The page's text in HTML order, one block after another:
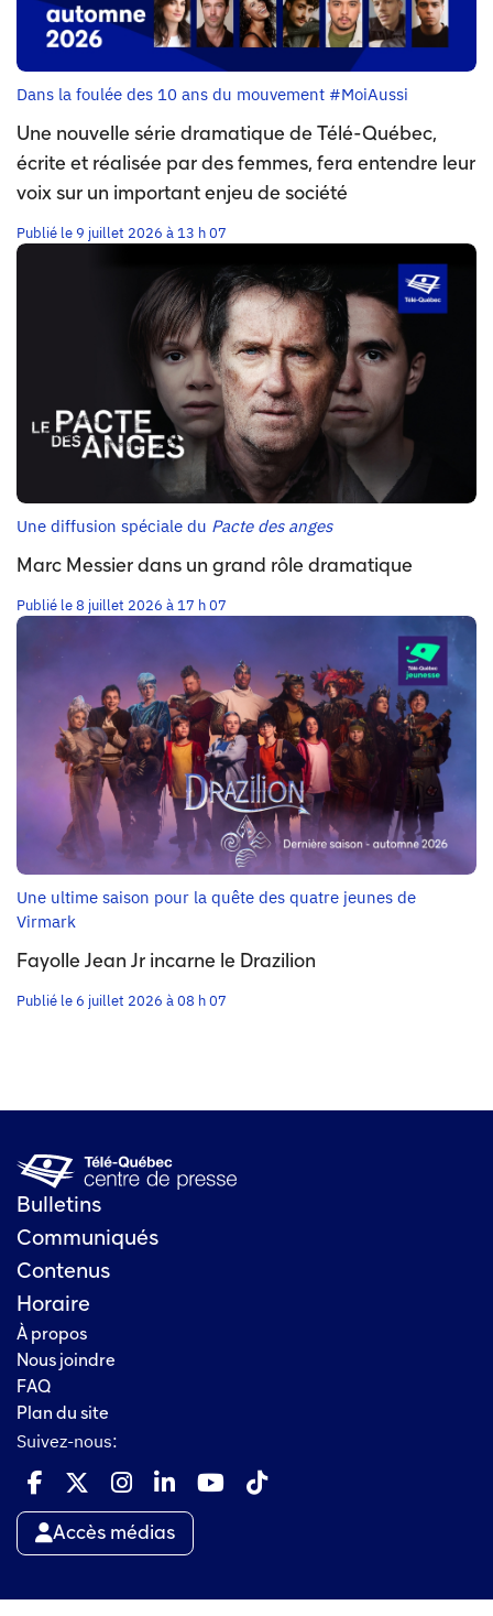
Dans la foulée des 10 ans du mouvement #MoiAussi
Une nouvelle série dramatique de Télé-Québec,
écrite et réalisée par des femmes, fera entendre leur
voix sur un important enjeu de société
Publié le 9 juillet 2026 à 13 h 07
Une diffusion spéciale du Pacte des anges
Marc Messier dans un grand rôle dramatique
Publié le 8 juillet 2026 à 17 h 07
Une ultime saison pour la quête des quatre jeunes de
Virmark
Fayolle Jean Jr incarne le Drazilion
Publié le 6 juillet 2026 à 08 h 07
Bulletins
Communiqués
Contenus
Horaire
À propos
Nous joindre
FAQ
Plan du site
Suivez-nous:
Accès médias